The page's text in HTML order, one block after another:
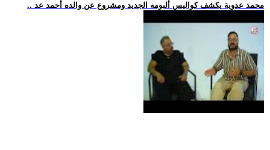
.. محمد عدوية يكشف كواليس ألبومه الجديد ومشروع عن والده أحمد عد